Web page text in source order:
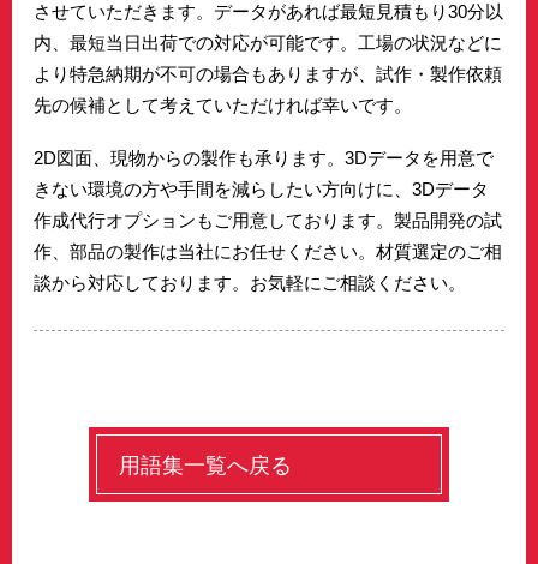
させていただきます。データがあれば最短見積もり30分以
内、最短当日出荷での対応が可能です。工場の状況などに
より特急納期が不可の場合もありますが、試作・製作依頼
先の候補として考えていただければ幸いです。
2D図面、現物からの製作も承ります。3Dデータを用意で
きない環境の方や手間を減らしたい方向けに、3Dデータ
作成代行オプションもご用意しております。製品開発の試
作、部品の製作は当社にお任せください。材質選定のご相
談から対応しております。お気軽にご相談ください。
用語集一覧へ戻る